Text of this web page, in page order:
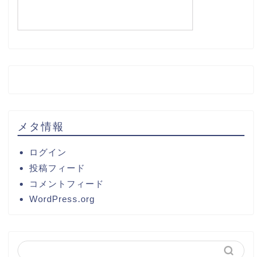
メタ情報
ログイン
投稿フィード
コメントフィード
WordPress.org